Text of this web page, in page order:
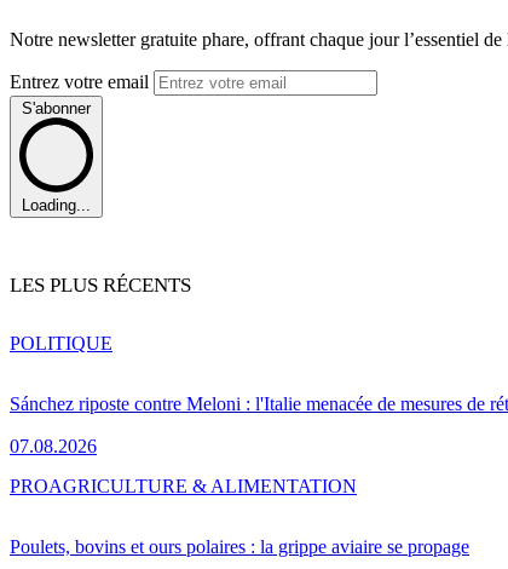
Notre newsletter gratuite phare, offrant chaque jour l’essentiel
Entrez votre email
S'abonner
Loading...
LES PLUS RÉCENTS
Sánchez riposte contre Meloni : l'Italie menacée de mesures de
07.08.2026
POLITIQUE
Poulets, bovins et ours polaires : la grippe aviaire se propage
PROAGRICULTURE & ALIMENTATION